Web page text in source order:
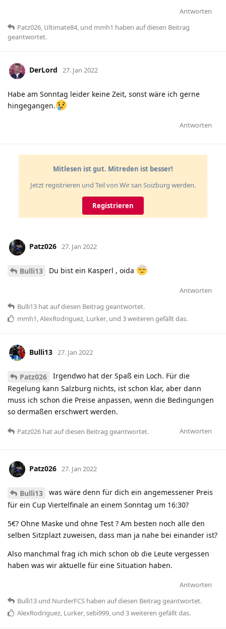
Antworten
Patz026 Ultimate84 , und mmh1 haben auf diesen Beitrag
geantwortet.
DerLord 27. Jan 2022
Habe am Sonntag leider keine Zeit, sonst wäre ich gerne
hingegangen.
Antworten
Mitlesen ist gut. Mitreden ist besser!
Jetzt registrieren und Teil von Wir san Soizburg werden.
Registrieren
Patz026 27. Jan 2022
Bulli13 Du bist ein Kasperl , oida
Antworten
Bulli13 hatauf diesen Beitrag geantwortet.
mmh1,AlexRodriguez, Lurker, und 3weiteren gefällt das.
Bulli13 27. Jan 2022
Patz026
Irgendwo hat der Spaß ein Loch. Für die
Regelung kann Salzburg nichts, ist schon klar, aber dann
muss ich schon die Preise anpassen, wenn die Bedingungen
so dermaßen erschwert werden.
Antworten
Patz026 hatauf diesen Beitrag geantwortet.
Patz026 27. Jan 2022
Bulli13
was wäre denn für dich ein angemessener Preis
für ein Cup Viertelfinale an einem Sonntag um 16:30?
5€? Ohne Maske und ohne Test ? Am besten noch alle den
selben Sitzplazt zuweisen, dass man ja nahe bei einander ist?
Also manchmal frag ich mich schon ob die Leute vergessen
haben was wir aktuelle für eine Situation haben.
Antworten
Bulli13 und NurderFCS haben auf diesen Beitrag geantwortet.
AlexRodriguez, Lurker,sebi999, und 3weiteren gefällt das.